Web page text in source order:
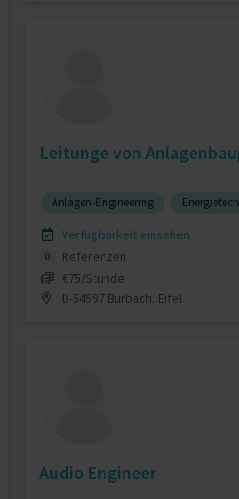
Leitunge von
Anlagen-Engineering
Verfügbarkeit einsehen
0
Referenzen
€75/Stunde
D-54597 Burbach, Eifel
Audio Engineer